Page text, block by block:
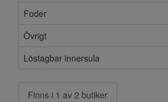
Foder
Övrigt
Löstagbar innersula
Finns i 1 av 2 butiker